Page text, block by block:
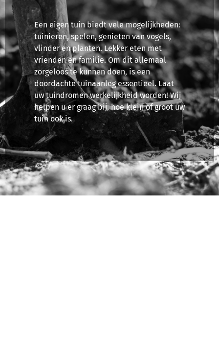
Een eigen tuin biedt vele mogelijkheden:
tuinieren, spelen, genieten van vogels,
vlinder en planten. Lekker eten met
vrienden en familie. Om dit allemaal
zorgeloos te kunnen doen, is een
doordachte tuinaanleg essentieel. Laat
uw tuindromen werkelijkheid worden! Wij
helpen u er graag bij, hoe klein of groot uw
tuin ook is.